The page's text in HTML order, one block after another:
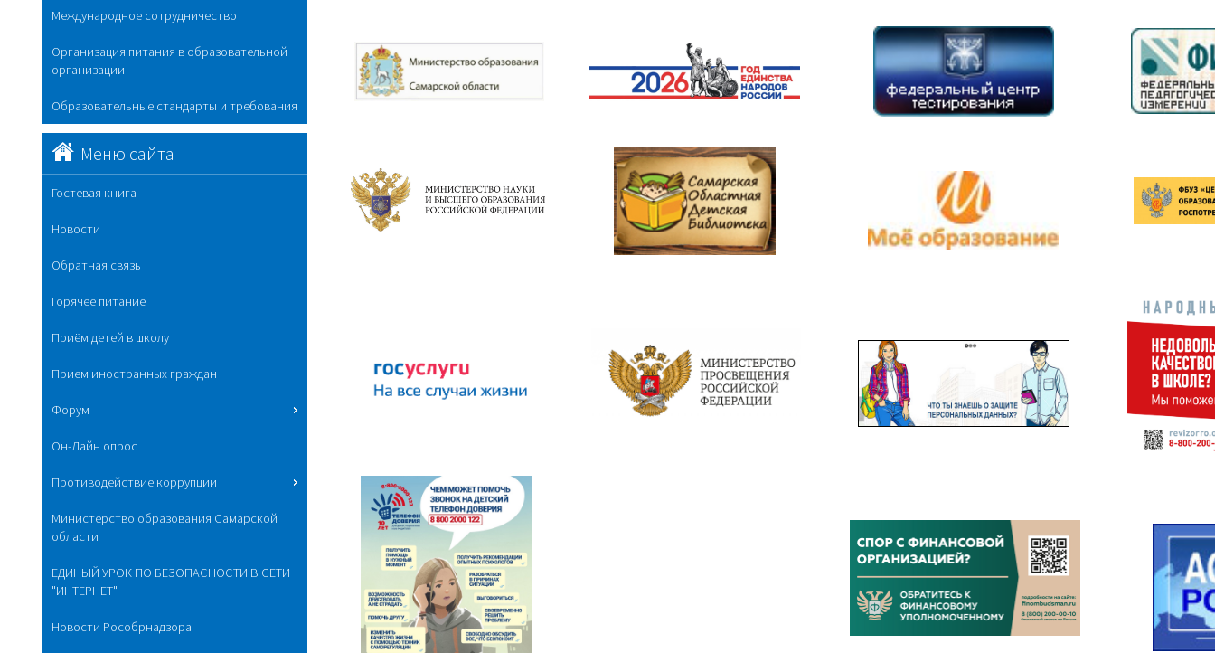
Международное сотрудничество
Организация питания в образовательной
организации
Образовательные стандарты и требования
Меню сайта
Гостевая книга
Новости
Обратная связь
Горячее питание
Приём детей в школу
Прием иностранных граждан
Форум
Он-Лайн опрос
Противодействие коррупции
Министерство образования Самарской
области
ЕДИНЫЙ УРОК ПО БЕЗОПАСНОСТИ В СЕТИ
"ИНТЕРНЕТ"
Новости Рособрнадзора